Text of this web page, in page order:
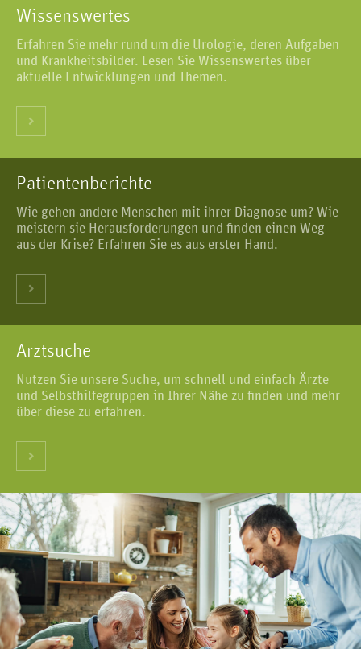
Wissenswertes
Erfahren Sie mehr rund um die Urologie, deren Aufgaben
und Krankheitsbilder. Lesen Sie Wissenswertes über
aktuelle Entwicklungen und Themen.
Patientenberichte
Wie gehen andere Menschen mit ihrer Diagnose um? Wie
meistern sie Herausforderungen und finden einen Weg
aus der Krise? Erfahren Sie es aus erster Hand.
Arztsuche
Nutzen Sie unsere Suche, um schnell und einfach Ärzte
und Selbsthilfegruppen in Ihrer Nähe zu finden und mehr
über diese zu erfahren.